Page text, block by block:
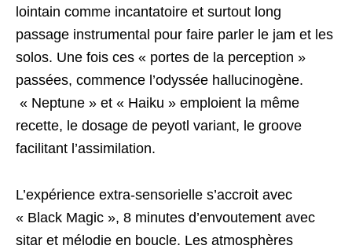
lointain comme incantatoire et surtout long
passage instrumental pour faire parler le jam et les
solos. Une fois ces « portes de la perception »
passées, commence l’odyssée hallucinogène.
« Neptune » et « Haiku » emploient la même
recette, le dosage de peyotl variant, le groove
facilitant l’assimilation.
L’expérience extra-sensorielle s’accroit avec
« Black Magic », 8 minutes d’envoutement avec
sitar et mélodie en boucle. Les atmosphères